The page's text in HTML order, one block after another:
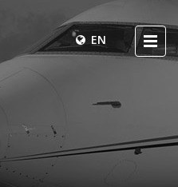
EN